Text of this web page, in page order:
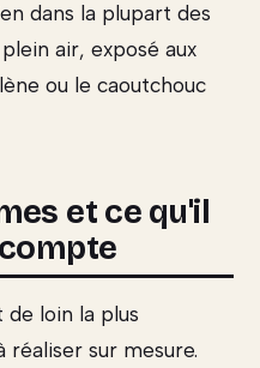
dans la plupart des
air, exposé aux
ou le caoutchouc
et ce qu'il
loin la plus
réaliser sur mesure.